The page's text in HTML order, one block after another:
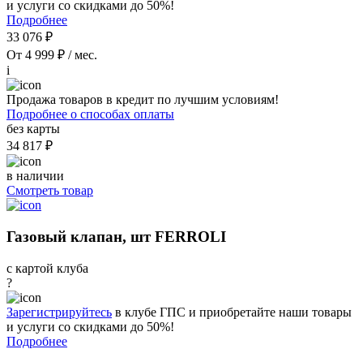
и услуги со скидками до 50%!
Подробнее
33 076 ₽
От 4 999 ₽ / мес.
i
Продажа товаров в кредит по лучшим условиям!
Подробнее о способах оплаты
без карты
34 817 ₽
в наличии
Смотреть товар
Газовый клапан, шт FERROLI
с картой клуба
?
Зарегистрируйтесь в клубе ГПС и приобретайте наши товары
и услуги со скидками до 50%!
Подробнее